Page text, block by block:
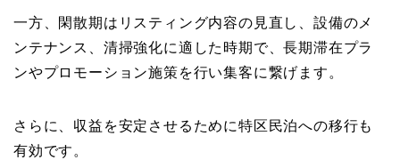
一方、閑散期はリスティング内容の見直し、設備のメ
ンテナンス、清掃強化に適した時期で、長期滞在プラ
ンやプロモーション施策を行い集客に繋げます。
さらに、収益を安定させるために特区民泊への移行も
有効です。